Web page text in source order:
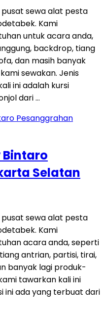
sewa alat pesta
Kami
untuk acara anda,
backdrop, tiang
dan masih banyak
sewakan. Jenis
ini adalah kursi
dari …
Bintaro
Selatan
sewa alat pesta
Kami
acara anda, seperti
antrian, partisi, tirai,
banyak lagi produk-
tawarkan kali ini
ini ada yang terbuat dari